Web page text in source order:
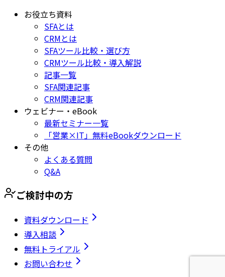
お役立ち資料
SFAとは
CRMとは
SFAツール比較・選び方
CRMツール比較・導入解説
記事一覧
SFA関連記事
CRM関連記事
ウェビナー・eBook
最新セミナー一覧
「営業×IT」無料eBookダウンロード
その他
よくある質問
Q&A
ご検討中の方
資料ダウンロード
導入相談
無料トライアル
お問い合わせ